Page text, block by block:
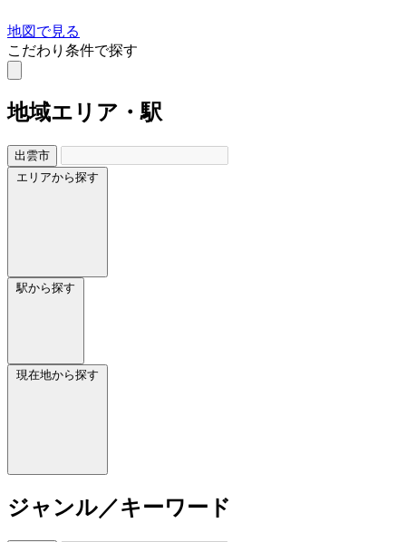
地図で見る
こだわり条件で探す
地域エリア・駅
出雲市
エリアから探す
駅から探す
現在地から探す
ジャンル／キーワード